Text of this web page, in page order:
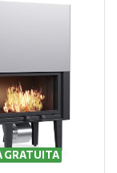
GRATUITA